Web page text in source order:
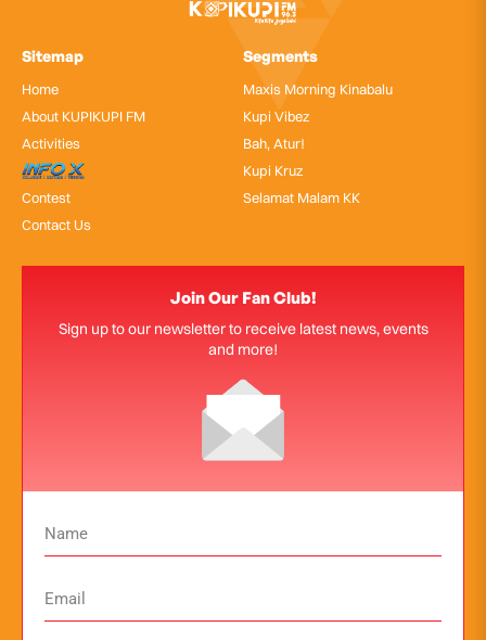
Sitemap
Home
About KUPIKUPI FM
Activities
InfoX
Contest
Contact Us
Segments
Maxis Morning Kinabalu
Kupi Vibez
Bah, Atur!
Kupi Kruz
Selamat Malam KK
Join Our Fan Club!
Sign up to our newsletter to receive latest news, events
and more!